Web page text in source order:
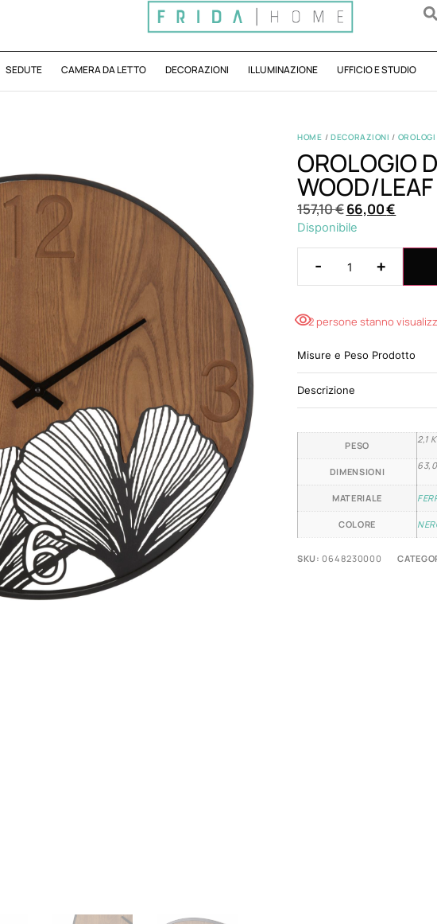
SEDUTE CAMERA DA LETTO DECORAZIONI ILLUMINAZIONE UFFICIO E STUDIO
HOME / DECORAZIONI / OROLOGI
OROLOGIO
WOOD/
157,10€66,00€
Disponibile
- +
2 persone stanno
Misure e Peso Prodotto
Descrizione
PESO
2,1
DIMENSIONI
MATERIALE
COLORE
SKU:0648230000